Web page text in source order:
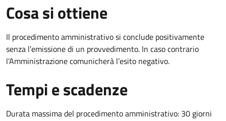
Cosa si ottiene
Il procedimento amministrativo si conclude positivamente
senza l’emissione di un provvedimento. In caso contrario
l’Amministrazione comunicherà l’esito negativo.
Tempi e scadenze
Durata massima del procedimento amministrativo: 30 giorni